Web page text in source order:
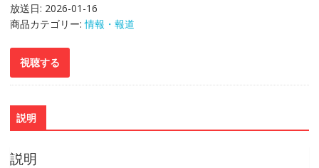
放送日: 2026-01-16
商品カテゴリー:情報・報道
説明
説明